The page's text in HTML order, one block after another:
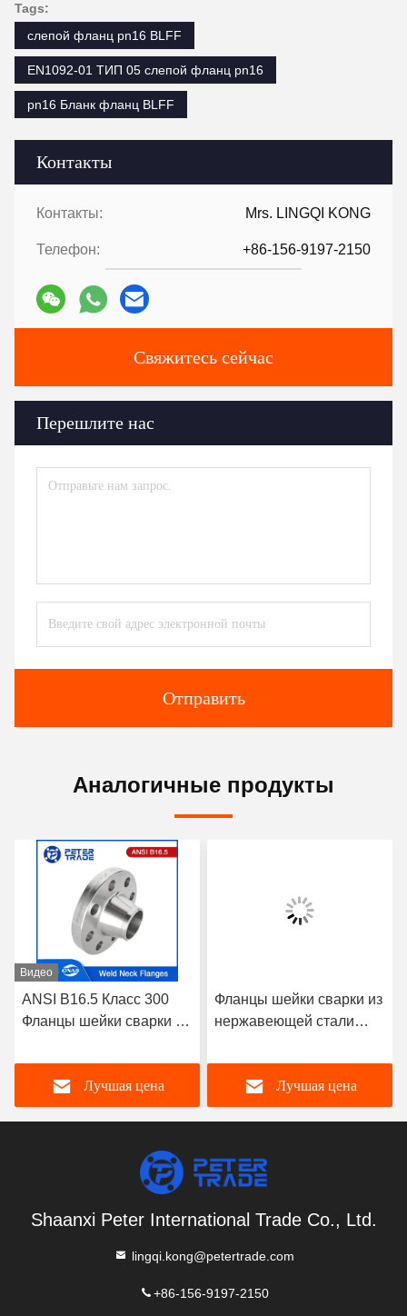
Контакты
Контакты: Mrs. LINGQI KONG
Телефон: +86-156-9197-2150
Свяжитесь сейчас
Перешлите нас
Отправить
Tags:
слепой фланц pn16 BLFF
EN1092-01 ТИП 05 слепой фланц pn16
pn16 Бланк фланц BLFF
Аналогичные продукты
Видео
ANSI B16.5 Класс 300
Фланцы шейки сварки из
A182 304/316L WNRF
Лучшая цена
Фланцы шейки сварки из
нержавеющей стали
Лучшая цена
Shaanxi Peter International Trade Co., Ltd.
lingqi.kong@petertrade.com
+86-156-9197-2150